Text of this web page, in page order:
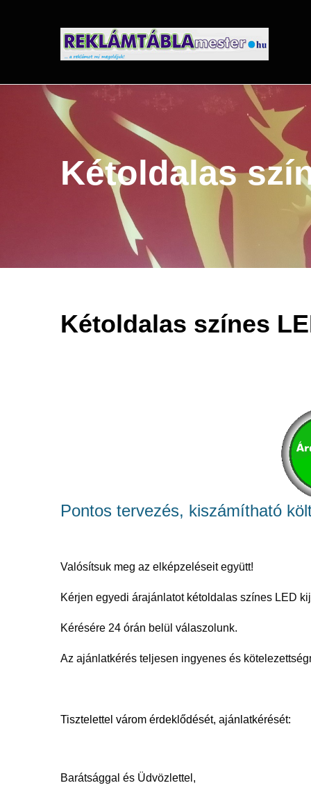
Kétoldalas
Kétoldalas színes
Pontos tervezés, kiszámítható
Valósítsuk meg az elképzeléseit együtt!
Kérjen egyedi árajánlatot kétoldalas színes LED
Kérésére 24 órán belül válaszolunk.
Az ajánlatkérés teljesen ingyenes és
Tisztelettel várom érdeklődését, ajánlatkérését:
Barátsággal és Üdvözlettel,